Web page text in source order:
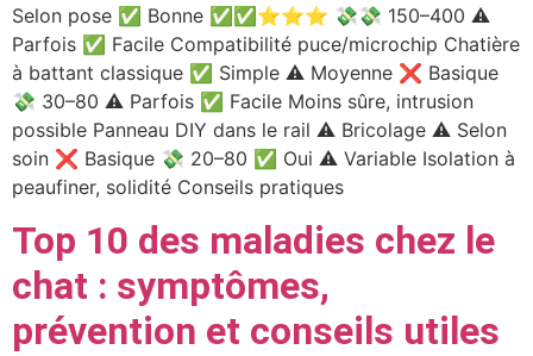
Selon pose ✅ Bonne ✅✅⭐️⭐️⭐️ 💸💸 150–400 ⚠️
Parfois ✅ Facile Compatibilité puce/microchip Chatière
à battant classique ✅ Simple ⚠️ Moyenne ❌ Basique
💸 30–80 ⚠️ Parfois ✅ Facile Moins sûre, intrusion
possible Panneau DIY dans le rail ⚠️ Bricolage ⚠️ Selon
soin ❌ Basique 💸 20–80 ✅ Oui ⚠️ Variable Isolation à
peaufiner, solidité Conseils pratiques
Top 10 des maladies chez le
chat : symptômes,
prévention et conseils utiles